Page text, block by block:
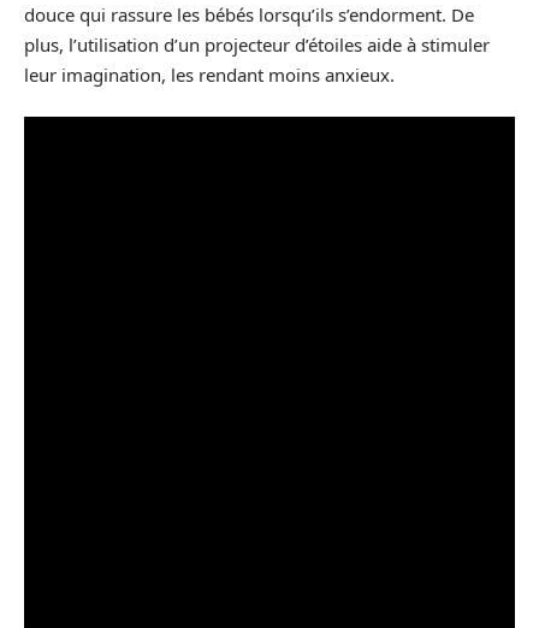
douce qui rassure les bébés lorsqu’ils s’endorment. De
plus, l’utilisation d’un projecteur d’étoiles aide à stimuler
leur imagination, les rendant moins anxieux.